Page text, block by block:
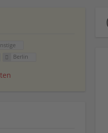
Berlin